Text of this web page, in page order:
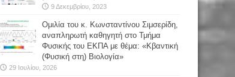
9 Δεκεμβρίου, 2023
Oμιλία του κ. Κωνσταντίνου Σιμσερίδη,
αναπληρωτή καθηγητή στο Τμήμα
Φυσικής του ΕΚΠΑ με θέμα: «Κβαντική
(Φυσική στη) Βιολογία»
29 Ιουλίου, 2026